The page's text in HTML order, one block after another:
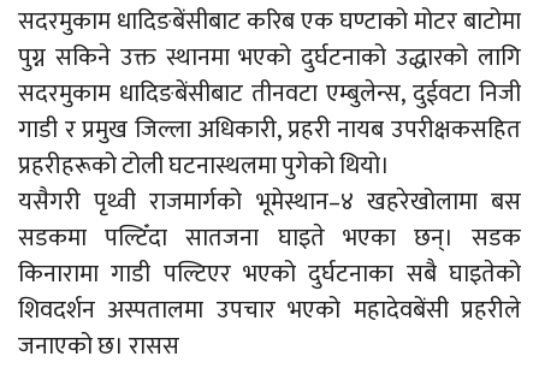
सदरमुकाम धादिङबेंसीबाट करिब एक घण्टाको मोटर बाटोमा
पुग्न सकिने उक्त स्थानमा भएको दुर्घटनाको उद्धारको लागि
सदरमुकाम धादिङबेंसीबाट तीनवटा एम्बुलेन्स, दुईवटा निजी
गाडी र प्रमुख जिल्ला अधिकारी, प्रहरी नायब उपरीक्षकसहित
प्रहरीहरूको टोली घटनास्थलमा पुगेको थियो।
यसैगरी पृथ्वी राजमार्गको भूमेस्थान–४ खहरेखोलामा बस
सडकमा पल्टिँदा सातजना घाइते भएका छन्। सडक
किनारामा गाडी पल्टिएर भएको दुर्घटनाका सबै घाइतेको
शिवदर्शन अस्पतालमा उपचार भएको महादेवबेंसी प्रहरीले
जनाएको छ। रासस